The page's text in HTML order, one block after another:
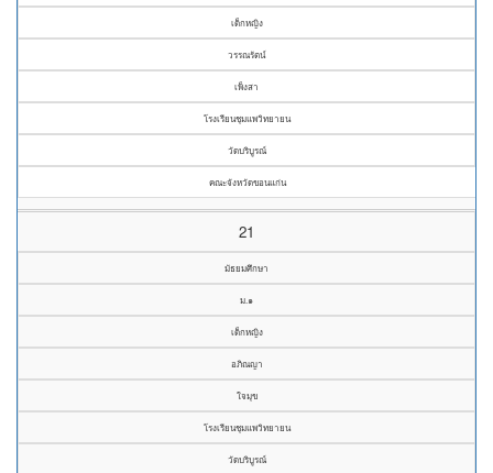
เด็กหญิง
วรรณรัตน์
เพ็งสา
โรงเรียนชุมแพวิทยายน
วัดบริบูรณ์
คณะจังหวัดขอนแก่น
21
มัธยมศึกษา
ม.๑
เด็กหญิง
อภิณญา
ใจมุข
โรงเรียนชุมแพวิทยายน
วัดบริบูรณ์